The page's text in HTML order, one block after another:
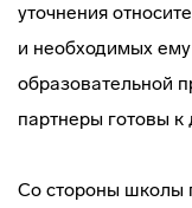
уточнения
и необходимых
образовательной
партнеры готовы к
Со стороны школы